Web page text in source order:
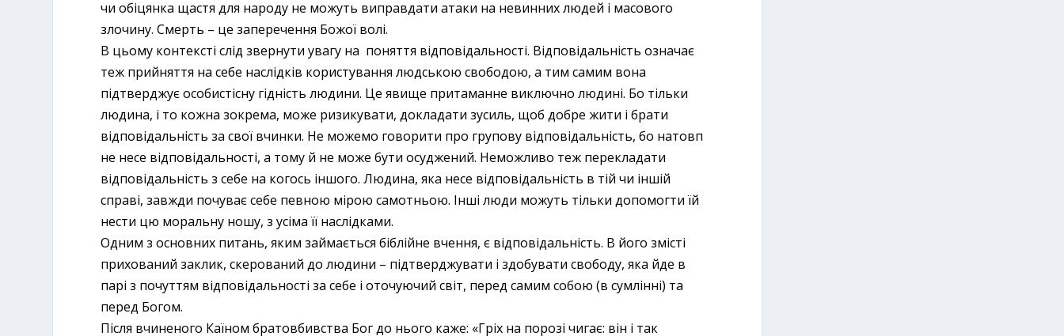
чи обіцянка щастя для народу не можуть виправдати атаки на невинних людей і масового
злочину. Смерть – це заперечення Божої волі.
В цьому контексті слід звернути увагу на поняття відповідальності. Відповідальність означає
теж прийняття на себе наслідків користування людською свободою, а тим самим вона
підтверджує особистісну гідність людини. Це явище притаманне виключно людині. Бо тільки
людина, і то кожна зокрема, може ризикувати, докладати зусиль, щоб добре жити і брати
відповідальність за свої вчинки. Не можемо говорити про групову відповідальність, бо натовп
не несе відповідальності, а тому й не може бути осуджений. Неможливо теж перекладати
відповідальність з себе на когось іншого. Людина, яка несе відповідальність в тій чи іншій
справі, завжди почуває себе певною мірою самотньою. Інші люди можуть тільки допомогти їй
нести цю моральну ношу, з усіма її наслідками.
Одним з основних питань, яким займається біблійне вчення, є відповідальність. В його змісті
прихований заклик, скерований до людини – підтверджувати і здобувати свободу, яка йде в
парі з почуттям відповідальності за себе і оточуючий світ, перед самим собою (в сумлінні) та
перед Богом.
Після вчиненого Каїном братовбивства Бог до нього каже: «Гріх на порозі чигає: він і так